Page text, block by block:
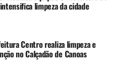
para ter acesso aos programa
atingidas pelas enchentes
Esteio e Sapucaia do Sul
limpeza da cidade
Centro realiza limpeza e
no Calçadão de Canoas